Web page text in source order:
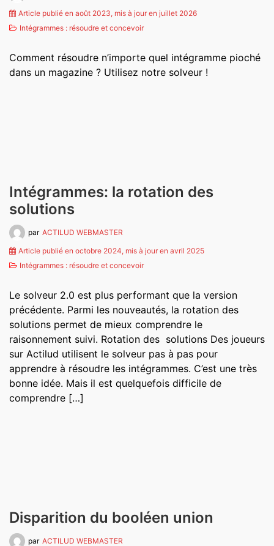
Article publié en août 2023, mis à jour en juillet 2026
Intégrammes : résoudre et concevoir
Comment résoudre n’importe quel intégramme pioché
dans un magazine ? Utilisez notre solveur !
Intégrammes: la rotation des
solutions
par ACTILUD WEBMASTER
Article publié en octobre 2024, mis à jour en avril 2025
Intégrammes : résoudre et concevoir
Le solveur 2.0 est plus performant que la version
précédente. Parmi les nouveautés, la rotation des
solutions permet de mieux comprendre le
raisonnement suivi. Rotation des solutions Des joueurs
sur Actilud utilisent le solveur pas à pas pour
apprendre à résoudre les intégrammes. C’est une très
bonne idée. Mais il est quelquefois difficile de
comprendre […]
Disparition du booléen union
par ACTILUD WEBMASTER